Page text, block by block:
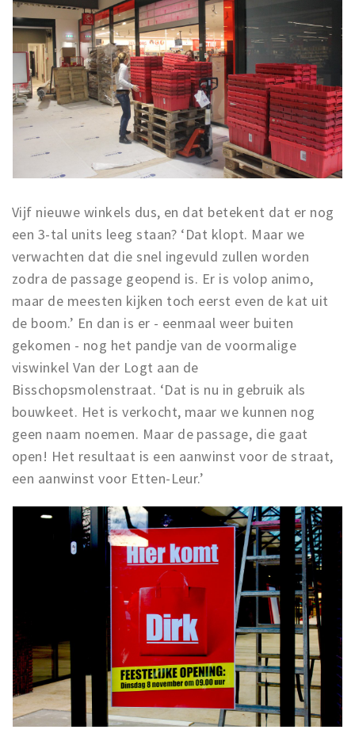
Vijf nieuwe winkels dus, en dat betekent dat er nog
een 3-tal units leeg staan? ‘Dat klopt. Maar we
verwachten dat die snel ingevuld zullen worden
zodra de passage geopend is. Er is volop animo,
maar de meesten kijken toch eerst even de kat uit
de boom.’ En dan is er - eenmaal weer buiten
gekomen - nog het pandje van de voormalige
viswinkel Van der Logt aan de
Bisschopsmolenstraat. ‘Dat is nu in gebruik als
bouwkeet. Het is verkocht, maar we kunnen nog
geen naam noemen. Maar de passage, die gaat
open! Het resultaat is een aanwinst voor de straat,
een aanwinst voor Etten-Leur.’